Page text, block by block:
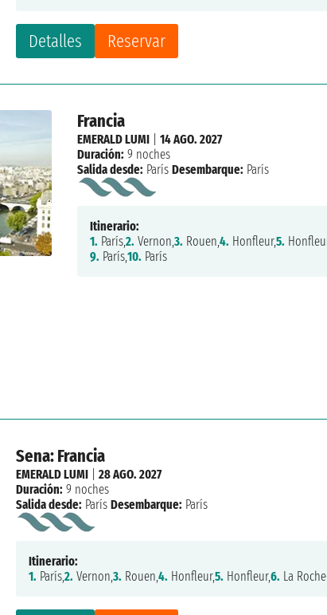
Detalles Reservar
Francia
EMERALD LUMI| 14 AGO. 2027
Duración: 9 noches
Salida desde: París Desembarque: París
Itinerario:
1. París,2. Vernon,3. Rouen,4. Honfleur,5.
9. París,10. París
Sena: Francia
EMERALD LUMI |28 AGO. 2027
Duración: 9 noches
Salida desde: París Desembarque: París
Itinerario:
1. París,2. Vernon,3. Rouen,4. Honfleur,5. Honfleur,6. La